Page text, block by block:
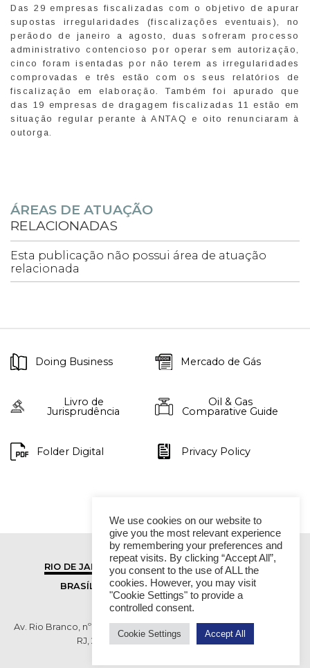
Das 29 empresas fiscalizadas com o objetivo de apurar
supostas irregularidades (fiscalizações eventuais), no
perãodo de janeiro a agosto, duas sofreram processo
administrativo contencioso por operar sem autorização,
cinco foram isentadas por não terem as irregularidades
comprovadas e três estão com os seus relatórios de
fiscalização em elaboração. Também foi apurado que
das 19 empresas de dragagem fiscalizadas 11 estão em
situação regular perante à ANTAQ e oito renunciaram à
outorga.
ÁREAS DE ATUAÇÃO
RELACIONADAS
Esta publicação não possui área de atuação
relacionada
Doing Business Mercado de Gás
Livro de
Jurisprudência
Oil & Gas
Comparative Guide
Folder Digital Privacy Policy
RIO DE JANEIRO
SÃO PAULO
BRASÍLIA
VITÓRIA
Av. Rio Branco, nº 01, 14º andar - Ed. RB1- Centro, Rio de Janeiro -
RJ, 20090-003 TEL (55 21) 2276 6200
We use cookies on our website to
give you the most relevant experience
by remembering your preferences and
repeat visits. By clicking “Accept All”,
you consent to the use of ALL the
cookies. However, you may visit
"Cookie Settings" to provide a
controlled consent.
Cookie Settings Accept All